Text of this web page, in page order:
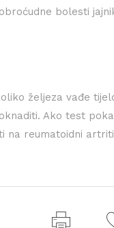
bolesti
željeza vađe
Ako test
na reumatoidni